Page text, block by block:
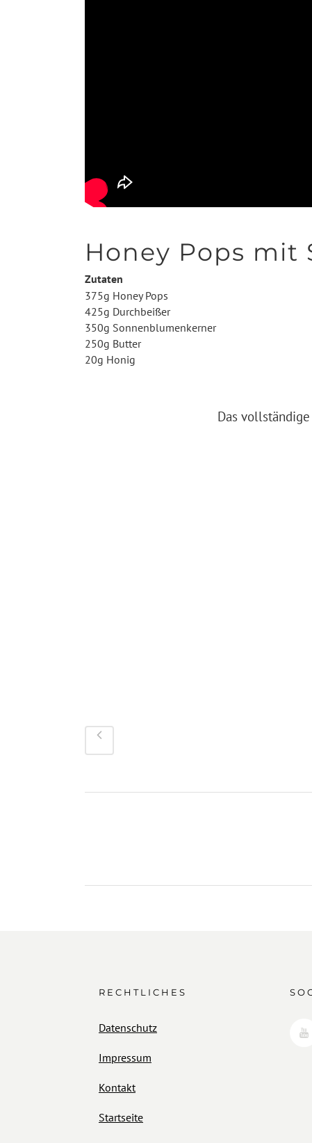
Honey Pops mit
Zutaten
375g Honey Pops
425g Durchbeißer
350g Sonnenblumenkerner
250g Butter
20g Honig
Das
RECHTLICHES
Datenschutz
Impressum
Kontakt
Startseite